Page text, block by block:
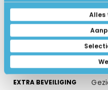
Alles
GEWICHT IN KG 1.4
EXTRA BEVEILIGING